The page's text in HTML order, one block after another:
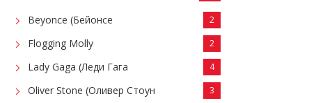
Beyonce (Бейонсе 2
Flogging Molly 2
Lady Gaga (Леди Гага 4
Oliver Stone (Оливер Стоун 3